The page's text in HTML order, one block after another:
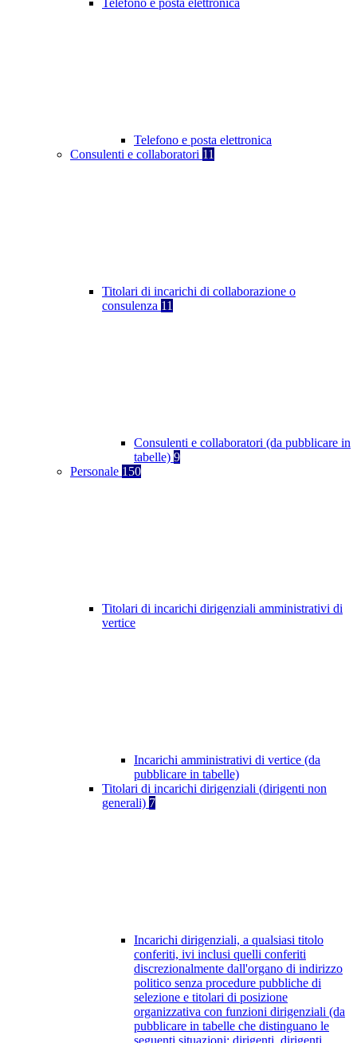
Telefono e posta elettronica
Telefono e posta elettronica
Consulenti e collaboratori 11
Titolari di incarichi di collaborazione o
consulenza 11
Consulenti e collaboratori (da pubblicare in
tabelle) 9
Personale 150
Titolari di incarichi dirigenziali amministrativi di
vertice
Incarichi amministrativi di vertice (da
pubblicare in tabelle)
Titolari di incarichi dirigenziali (dirigenti non
generali) 7
Incarichi dirigenziali, a qualsiasi titolo
conferiti, ivi inclusi quelli conferiti
discrezionalmente dall'organo di indirizzo
politico senza procedure pubbliche di
selezione e titolari di posizione
organizzativa con funzioni dirigenziali (da
pubblicare in tabelle che distinguano le